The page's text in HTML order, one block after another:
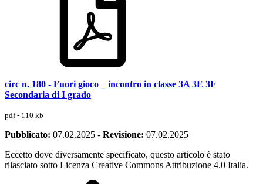
circ n. 180 - Fuori gioco _ incontro in classe 3A 3E 3F
Secondaria di I grado
pdf - 110 kb
Pubblicato: 07.02.2025 - Revisione: 07.02.2025
Eccetto dove diversamente specificato, questo articolo è stato
rilasciato sotto Licenza Creative Commons Attribuzione 4.0 Italia.